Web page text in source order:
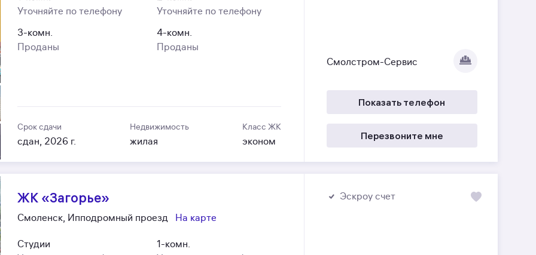
Уточняйте по телефону
Уточняйте по телефону
3-комн.
Проданы
4-комн.
Проданы
Срок сдачи
сдан, 2026 г.
Недвижимость
жилая
Класс ЖК
эконом
Смолстром-Сервис
Показать телефон
Перезвоните мне
ЖК «Загорье»
Смоленск, Ипподромный проезд На карте
Студии
1-комн.
Эскроу счет